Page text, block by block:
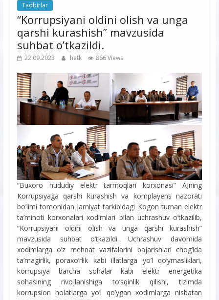
Tadbirlar
“Korrupsiyani oldini olish va unga
qarshi kurashish” mavzusida
suhbat o’tkazildi.
22.09.2023 hetk 866 Views
“Buxoro hududiy elektr tarmoqlari korxonasi” AJning
Korrupsiyaga qarshi kurashish va komplayens nazorati
bo’limi tomonidan jamiyat tarkibidagi Kogon tuman elektr
ta’minoti korxonalari xodimlari bilan uchrashuv o’tkazilib,
“Korrupsiyani oldini olish va unga qarshi kurashish”
mavzusida suhbat o’tkazildi. Uchrashuv davomida
xodimlarga o’z mehnat vazifalarini bajarishlari chog’ida
ta’magirlik, poraxo’rlik kabi illatlarga yo’l qo’ymasliklari,
korrupsiya barcha sohalar kabi elektr energetika
sohasining rivojlanishiga to’sqinlik qilishi, tizimda
korrupsion holatlarga yo’l qo’ygan xodimlarga nisbatan